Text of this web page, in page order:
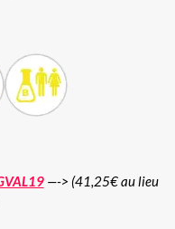
—-> (41,25€ au lieu